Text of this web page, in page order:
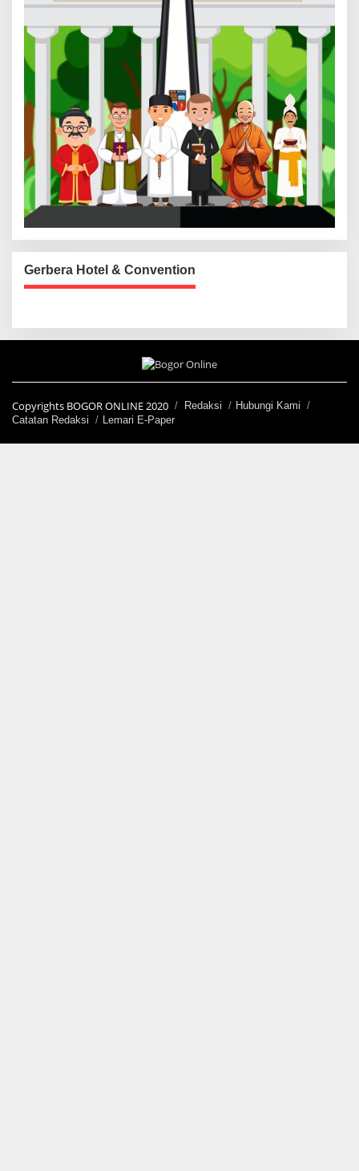
Gerbera Hotel & Convention
Copyrights BOGOR ONLINE 2020 Redaksi
Hubungi Kami
Catatan Redaksi
Lemari E-Paper